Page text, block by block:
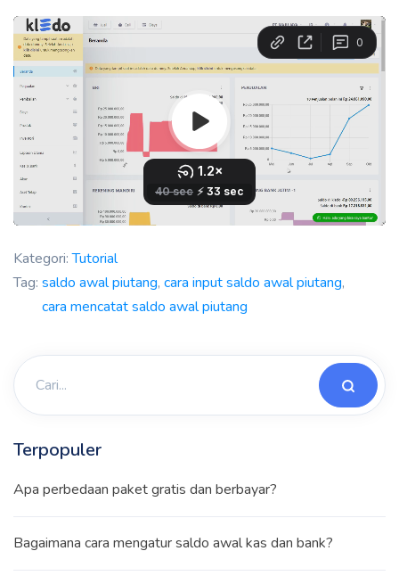
Kategori: Tutorial
Tag: saldo awal piutang, cara input saldo awal piutang,
cara mencatat saldo awal piutang
Terpopuler
Apa perbedaan paket gratis dan berbayar?
Bagaimana cara mengatur saldo awal kas dan bank?